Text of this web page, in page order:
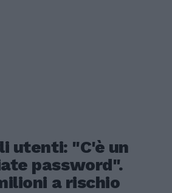
utenti: "C'è un
password".
a rischio